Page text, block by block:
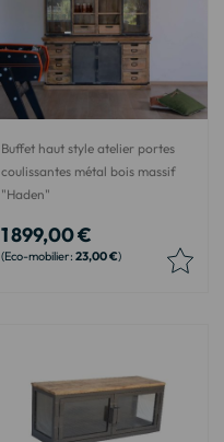
Buffet haut style atelier portes
coulissantes métal bois massif
"Haden"
1 899,00 €
23,00 €